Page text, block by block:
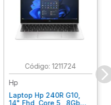
:1211724
Hp
Laptop Hp 240R G10,
14" Fhd, Core 5 , 8Gb